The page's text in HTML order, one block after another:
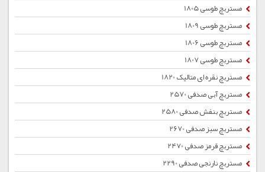
مستربچ طوسی 1805
مستربچ طوسی 1809
مستربچ طوسی 1806
مستربچ طوسی 1807
مستربچ نقره ای متالیک 1820
مستربچ آبی صدفی 2570
مستربچ بنفش صدفی 2580
مستربچ سبز صدفی 2670
مستربچ قرمز صدفی 2470
مستربچ نارنجی صدفی 2290